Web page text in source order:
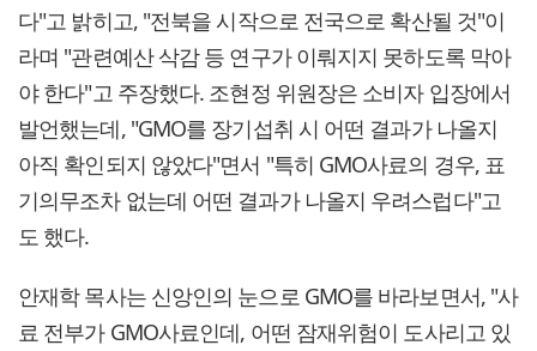
다"고 밝히고, "전북을 시작으로 전국으로 확산될 것"이
라며 "관련예산 삭감 등 연구가 이뤄지지 못하도록 막아
야 한다"고 주장했다. 조현정 위원장은 소비자 입장에서
발언했는데, "GMO를 장기섭취 시 어떤 결과가 나올지
아직 확인되지 않았다"면서 "특히 GMO사료의 경우, 표
기의무조차 없는데 어떤 결과가 나올지 우려스럽다"고
도 했다.
안재학 목사는 신앙인의 눈으로 GMO를 바라보면서, "사
료 전부가 GMO사료인데, 어떤 잠재위험이 도사리고 있